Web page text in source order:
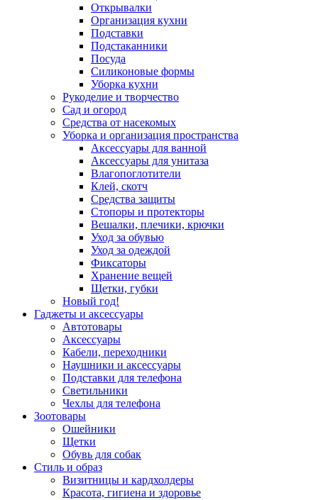
Открывалки
Организация кухни
Подставки
Подстаканники
Посуда
Силиконовые формы
Уборка кухни
Рукоделие и творчество
Сад и огород
Средства от насекомых
Уборка и организация пространства
Аксессуары для ванной
Аксессуары для унитаза
Влагопоглотители
Клей, скотч
Средства защиты
Стопоры и протекторы
Вешалки, плечики, крючки
Уход за обувью
Уход за одеждой
Фиксаторы
Хранение вещей
Щетки, губки
Новый год!
Гаджеты и аксессуары
Автотовары
Аксессуары
Кабели, переходники
Наушники и аксессуары
Подставки для телефона
Светильники
Чехлы для телефона
Зоотовары
Ошейники
Щетки
Обувь для собак
Стиль и образ
Визитницы и кардхолдеры
Красота, гигиена и здоровье